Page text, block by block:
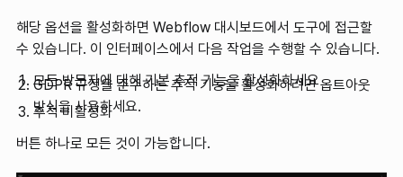
해당 옵션을 활성화하면 Webflow 대시보드에서 도구에 접근할
수 있습니다. 이 인터페이스에서 다음 작업을 수행할 수 있습니다.
모든 방문자에 대해 기본 추적 기능을 활성화하세요
GDPR 규정을 준수하는 추적 기능을 활성화하려면 옵트아웃
방식을 사용하세요.
추적 비활성화
버튼 하나로 모든 것이 가능합니다.